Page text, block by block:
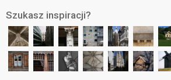
Szukasz inspiracji?